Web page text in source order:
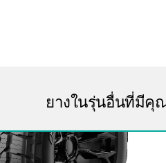
ยางในรุ่นอื่นที่มีคุ